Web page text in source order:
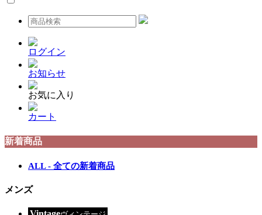
ログイン
お知らせ
お気に入り
カート
新着商品
ALL - 全ての新着商品
メンズ